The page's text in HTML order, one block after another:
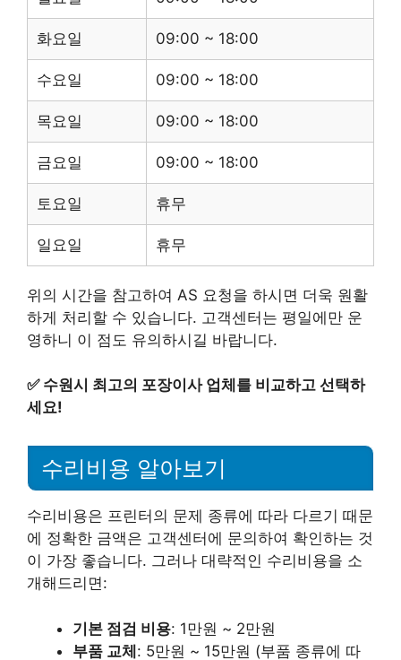
화요일 09:00 ~ 18:00
수요일 09:00 ~ 18:00
목요일 09:00 ~ 18:00
금요일 09:00 ~ 18:00
토요일 휴무
일요일 휴무
위의 시간을 참고하여 AS 요청을 하시면 더욱 원활
하게 처리할 수 있습니다. 고객센터는 평일에만 운
영하니 이 점도 유의하시길 바랍니다.
✅ 수원시 최고의 포장이사 업체를 비교하고 선택하
세요!
수리비용 알아보기
수리비용은 프린터의 문제 종류에 따라 다르기 때문
에 정확한 금액은 고객센터에 문의하여 확인하는 것
이 가장 좋습니다. 그러나 대략적인 수리비용을 소
개해드리면:
기본 점검 비용: 1만원 ~ 2만원
부품 교체: 5만원 ~ 15만원 (부품 종류에 따